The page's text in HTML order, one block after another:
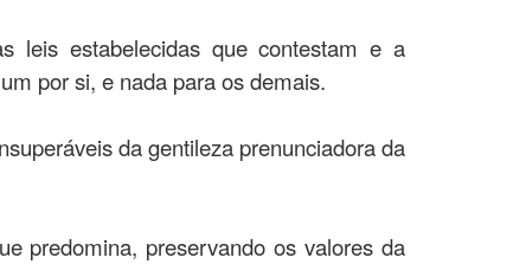
leis estabelecidas que contestam e a
por si, e nada para os demais.
da gentileza prenunciadora da
predomina, preservando os valores da